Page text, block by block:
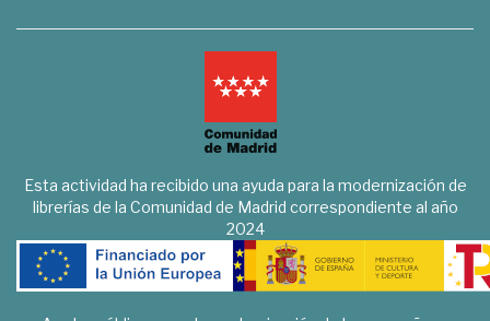
Esta actividad ha recibido una ayuda para la modernización de
librerías de la Comunidad de Madrid correspondiente al año
2024